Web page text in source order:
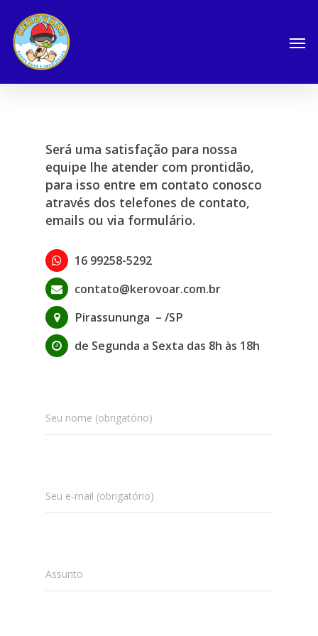
Será uma satisfação para nossa
equipe lhe atender com prontidão,
para isso entre em contato conosco
através dos telefones de contato,
emails ou via formulário.
16 99258-5292
contato@kerovoar.com.br
Pirassununga – /SP
de Segunda a Sexta das 8h às 18h
Seu nome (obrigatório)
Seu e-mail (obrigatório)
Assunto